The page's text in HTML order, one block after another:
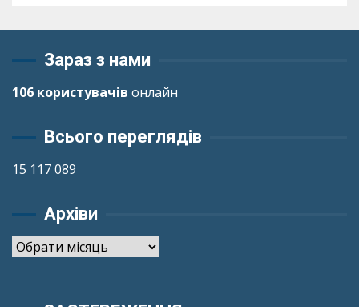
Зараз з нами
106 користувачів онлайн
Всього переглядів
15 117 089
Архіви
Архіви